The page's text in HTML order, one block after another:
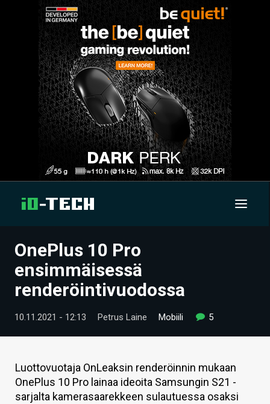
UUTISET
ARTIKKELIT
VIDEOT
TECHBBS
TIETOA
HINTA.FI
OnePlus 10 Pro
ensimmäisessä
renderöintivuodossa
10.11.2021 - 12:13 Petrus Laine Mobiili 5
Luottovuotaja OnLeaksin renderöinnin mukaan
OnePlus 10 Pro lainaa ideoita Samsungin S21 -
sarjalta kamerasaarekkeen sulautuessa osaksi